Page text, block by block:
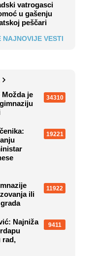
vatrogasci
u gašenju
peščari
NAJNOVIJE VESTI
je
34310
19221
ili
11922
Najniža
rad,
9411